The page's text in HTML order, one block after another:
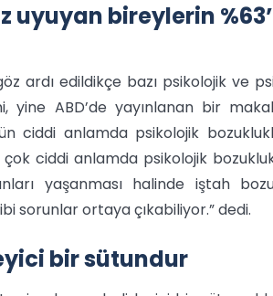
uyuyan bireylerin
ardı edildikçe bazı psikolojik ve
yine ABD’de yayınlanan bir
ciddi anlamda psikolojik
çok ciddi anlamda psikolojik
yaşanması halinde iştah
sorunlar ortaya çıkabiliyor.” dedi.
bir sütundur